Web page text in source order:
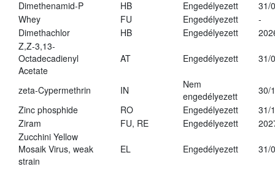
Dimethenamid-P
HB Engedélyezett
31/
Whey
FU Engedélyezett
-
Dimethachlor
HB Engedélyezett
Z,Z-3,13-
Octadecadienyl
Acetate
AT Engedélyezett 31/
zeta-Cypermethrin IN
Nem
engedélyezett
30/
Zinc phosphide
RO Engedélyezett
31/
Ziram
FU, RE Engedélyezett
Zucchini Yellow
Mosaik Virus, weak
strain
EL Engedélyezett 31/